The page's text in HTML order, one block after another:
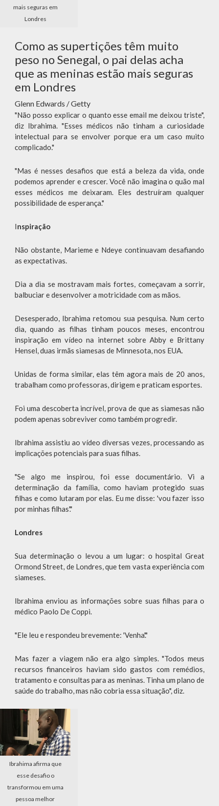
mais seguras em
Londres
Como as supertições têm muito
peso no Senegal, o pai delas acha
que as meninas estão mais seguras
em Londres
Glenn Edwards / Getty
"Não posso explicar o quanto esse email me deixou triste",
diz Ibrahima. "Esses médicos não tinham a curiosidade
intelectual para se envolver porque era um caso muito
complicado."
"Mas é nesses desafios que está a beleza da vida, onde
podemos aprender e crescer. Você não imagina o quão mal
esses médicos me deixaram. Eles destruíram qualquer
possibilidade de esperança."
Inspiração
Não obstante, Marieme e Ndeye continuavam desafiando
as expectativas.
Dia a dia se mostravam mais fortes, começavam a sorrir,
balbuciar e desenvolver a motricidade com as mãos.
Desesperado, Ibrahima retomou sua pesquisa. Num certo
dia, quando as filhas tinham poucos meses, encontrou
inspiração em vídeo na internet sobre Abby e Brittany
Hensel, duas irmãs siamesas de Minnesota, nos EUA.
Unidas de forma similar, elas têm agora mais de 20 anos,
trabalham como professoras, dirigem e praticam esportes.
Foi uma descoberta incrível, prova de que as siamesas não
podem apenas sobreviver como também progredir.
Ibrahima assistiu ao vídeo diversas vezes, processando as
implicações potenciais para suas filhas.
"Se algo me inspirou, foi esse documentário. Vi a
determinação da família, como haviam protegido suas
filhas e como lutaram por elas. Eu me disse: 'vou fazer isso
por minhas filhas'."
Londres
Sua determinação o levou a um lugar: o hospital Great
Ormond Street, de Londres, que tem vasta experiência com
siameses.
Ibrahima enviou as informações sobre suas filhas para o
médico Paolo De Coppi.
"Ele leu e respondeu brevemente: 'Venha'."
Mas fazer a viagem não era algo simples. "Todos meus
recursos financeiros haviam sido gastos com remédios,
tratamento e consultas para as meninas. Tinha um plano de
saúde do trabalho, mas não cobria essa situação", diz.
Ibrahima afirma que
esse desafio o
transformou em uma
pessoa melhor